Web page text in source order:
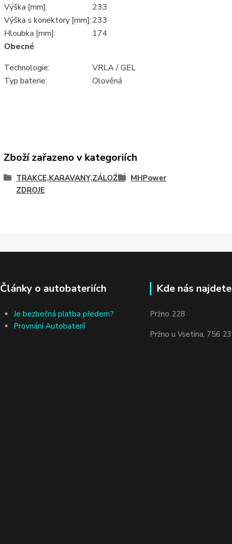
Výška [mm]:
233
Výška s konektory [mm]:233
Hloubka [mm]:
174
Obecné
Technologie:
VRLA / GEL
Typ baterie:
Olověná
Zboží zařazeno v kategoriích
TRAKCE,KARAVANY,ZÁLOŽNÍ
ZDROJE
MHPower
Články o autobateriích
Je bezbečná platba předem?
Provnání Autobateríí
Kde nás najdete
Pržno 228
Pržno u Vsetína, 756 23